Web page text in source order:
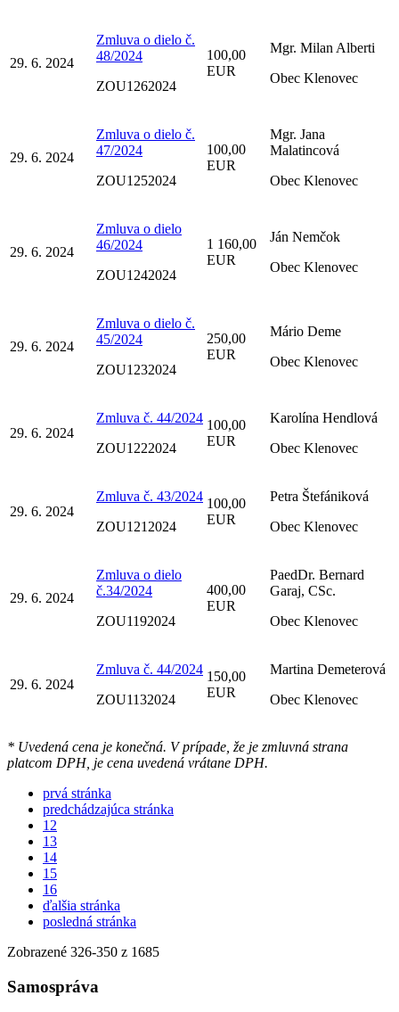
29. 6. 2024
Zmluva o dielo č.
48/2024
ZOU1262024
100,00
EUR
Mgr. Milan Alberti
Obec Klenovec
29. 6. 2024
Zmluva o dielo č.
47/2024
ZOU1252024
100,00
EUR
Mgr. Jana
Malatincová
Obec Klenovec
29. 6. 2024
Zmluva o dielo
46/2024
ZOU1242024
1 160,00
EUR
Ján Nemčok
Obec Klenovec
29. 6. 2024
Zmluva o dielo č.
45/2024
ZOU1232024
250,00
EUR
Mário Deme
Obec Klenovec
29. 6. 2024
Zmluva č. 44/2024
ZOU1222024
100,00
EUR
Karolína Hendlová
Obec Klenovec
29. 6. 2024
Zmluva č. 43/2024
ZOU1212024
100,00
EUR
Petra Štefániková
Obec Klenovec
29. 6. 2024
Zmluva o dielo
č.34/2024
ZOU1192024
400,00
EUR
PaedDr. Bernard
Garaj, CSc.
Obec Klenovec
29. 6. 2024
Zmluva č. 44/2024
ZOU1132024
150,00
EUR
Martina Demeterová
Obec Klenovec
* Uvedená cena je konečná. V prípade, že je zmluvná strana
platcom DPH, je cena uvedená vrátane DPH.
prvá stránka
predchádzajúca stránka
12
13
14
15
16
ďalšia stránka
posledná stránka
Zobrazené 326-350 z 1685
Samospráva